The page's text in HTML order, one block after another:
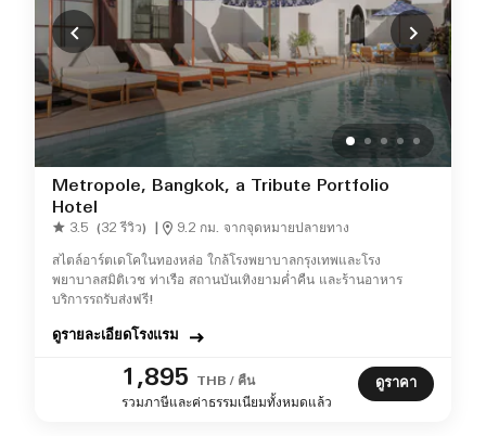
Metropole, Bangkok, a Tribute Portfolio
Hotel
3.5 (32 รีวิว) 9.2 กม. จากจุดหมายปลายทาง
สไตล์อาร์ตเดโคในทองหล่อ ใกล้โรงพยาบาลกรุงเทพและโรง
พยาบาลสมิติเวช ท่าเรือ สถานบันเทิงยามค่ำคืน และร้านอาหาร
บริการรถรับส่งฟรี!
ดูรายละเอียดโรงแรม
1,895
THB / คืน
รวมภาษีและค่าธรรมเนียมทั้งหมดแล้ว
ดูราคา